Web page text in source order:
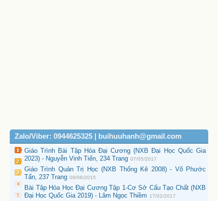
Zalo/Viber: 0944625325 | buihuuhanh@gmail.com
Giáo Trình Bài Tập Hóa Đại Cương (NXB Đại Học Quốc Gia
2023) - Nguyễn Vinh Tiến, 234 Trang 07/05/2017
Giáo Trình Quản Trị Học (NXB Thống Kê 2008) - Võ Phước
Tấn, 237 Trang 09/06/2015
Bài Tập Hóa Học Đại Cương Tập 1-Cơ Sở Cấu Tạo Chất (NXB
Đại Học Quốc Gia 2019) - Lâm Ngọc Thiềm
17/02/2017